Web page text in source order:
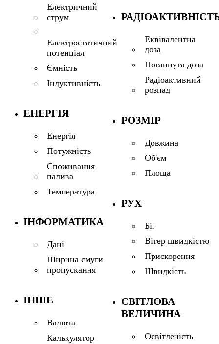
Електричний
струм
Електростатичний
потенціал
Ємність
Індуктивність
ЕНЕРГІЯ
Енергія
Потужність
Споживання
палива
Температура
ІНФОРМАТИКА
Дані
Ширина смуги
пропускання
ІНШЕ
Валюта
Калькулятор
Еквівалентна
доза
Поглинута доза
Радіоактивний
розпад
РОЗМІР
Довжина
Об'єм
Площа
РУХ
Біг
Вітер швидкістю
Прискорення
Швидкість
СВІТЛОВА
ВЕЛИЧИНА
Освітленість